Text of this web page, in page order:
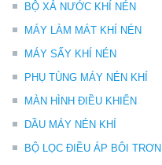
BỘ XẢ NƯỚC KHÍ NÉN
MÁY LÀM MÁT KHÍ NÉN
MÁY SẤY KHÍ NÉN
PHỤ TÙNG MÁY NÉN KHÍ
MÀN HÌNH ĐIỀU KHIỂN
DẦU MÁY NÉN KHÍ
BỘ LỌC ĐIỀU ÁP BÔI TRƠN